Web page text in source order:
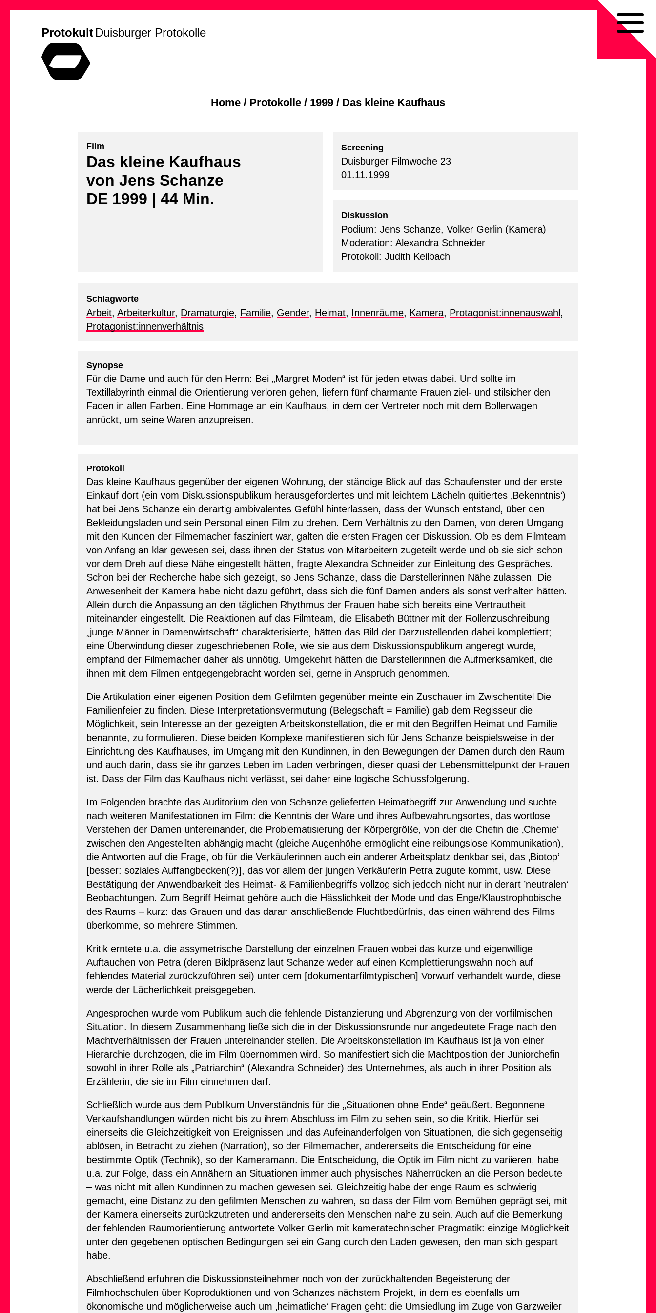
Protokult Duisburger Protokolle
Home / Protokolle / 1999 / Das kleine Kaufhaus
Film
Das kleine Kaufhaus
von Jens Schanze
DE 1999 | 44 Min.
Screening
Duisburger Filmwoche 23
01.11.1999
Diskussion
Podium: Jens Schanze, Volker Gerlin (Kamera)
Moderation: Alexandra Schneider
Protokoll: Judith Keilbach
Schlagworte
Arbeit, Arbeiterkultur, Dramaturgie, Familie, Gender, Heimat, Innenräume, Kamera, Protagonist:innenauswahl ,
Protagonist:innenverhältnis
Synopse
Für die Dame und auch für den Herrn: Bei „Margret Moden“ ist für jeden etwas dabei. Und sollte im
Textillabyrinth einmal die Orientierung verloren gehen, liefern fünf charmante Frauen ziel- und stilsicher den
Faden in allen Farben. Eine Hommage an ein Kaufhaus, in dem der Vertreter noch mit dem Bollerwagen
anrückt, um seine Waren anzupreisen.
Protokoll
Das kleine Kaufhaus gegenüber der eigenen Wohnung, der ständige Blick auf das Schaufenster und der erste
Einkauf dort (ein vom Diskussionspublikum herausgefordertes und mit leichtem Lächeln quitiertes ‚Bekenntnis‘)
hat bei Jens Schanze ein derartig ambivalentes Gefühl hinterlassen, dass der Wunsch entstand, über den
Bekleidungsladen und sein Personal einen Film zu drehen. Dem Verhältnis zu den Damen, von deren Umgang
mit den Kunden der Filmemacher fasziniert war, galten die ersten Fragen der Diskussion. Ob es dem Filmteam
von Anfang an klar gewesen sei, dass ihnen der Status von Mitarbeitern zugeteilt werde und ob sie sich schon
vor dem Dreh auf diese Nähe eingestellt hätten, fragte Alexandra Schneider zur Einleitung des Gespräches.
Schon bei der Recherche habe sich gezeigt, so Jens Schanze, dass die Darstellerinnen Nähe zulassen. Die
Anwesenheit der Kamera habe nicht dazu geführt, dass sich die fünf Damen anders als sonst verhalten hätten.
Allein durch die Anpassung an den täglichen Rhythmus der Frauen habe sich bereits eine Vertrautheit
miteinander eingestellt. Die Reaktionen auf das Filmteam, die Elisabeth Büttner mit der Rollenzuschreibung
„junge Männer in Damenwirtschaft“ charakterisierte, hätten das Bild der Darzustellenden dabei komplettiert;
eine Überwindung dieser zugeschriebenen Rolle, wie sie aus dem Diskussionspublikum angeregt wurde,
empfand der Filmemacher daher als unnötig. Umgekehrt hätten die Darstellerinnen die Aufmerksamkeit, die
ihnen mit dem Filmen entgegengebracht worden sei, gerne in Anspruch genommen.
Die Artikulation einer eigenen Position dem Gefilmten gegenüber meinte ein Zuschauer im Zwischentitel Die
Familienfeier zu finden. Diese Interpretationsvermutung (Belegschaft = Familie) gab dem Regisseur die
Möglichkeit, sein Interesse an der gezeigten Arbeitskonstellation, die er mit den Begriffen Heimat und Familie
benannte, zu formulieren. Diese beiden Komplexe manifestieren sich für Jens Schanze beispielsweise in der
Einrichtung des Kaufhauses, im Umgang mit den Kundinnen, in den Bewegungen der Damen durch den Raum
und auch darin, dass sie ihr ganzes Leben im Laden verbringen, dieser quasi der Lebensmittelpunkt der Frauen
ist. Dass der Film das Kaufhaus nicht verlässt, sei daher eine logische Schlussfolgerung.
Im Folgenden brachte das Auditorium den von Schanze gelieferten Heimatbegriff zur Anwendung und suchte
nach weiteren Manifestationen im Film: die Kenntnis der Ware und ihres Aufbewahrungsortes, das wortlose
Verstehen der Damen untereinander, die Problematisierung der Körpergröße, von der die Chefin die ‚Chemie‘
zwischen den Angestellten abhängig macht (gleiche Augenhöhe ermöglicht eine reibungslose Kommunikation),
die Antworten auf die Frage, ob für die Verkäuferinnen auch ein anderer Arbeitsplatz denkbar sei, das ‚Biotop‘
[besser: soziales Auffangbecken(?)], das vor allem der jungen Verkäuferin Petra zugute kommt, usw. Diese
Bestätigung der Anwendbarkeit des Heimat- & Familienbegriffs vollzog sich jedoch nicht nur in derart ’neutralen‘
Beobachtungen. Zum Begriff Heimat gehöre auch die Hässlichkeit der Mode und das Enge/Klaustrophobische
des Raums – kurz: das Grauen und das daran anschließende Fluchtbedürfnis, das einen während des Films
überkomme, so mehrere Stimmen.
Kritik erntete u.a. die assymetrische Darstellung der einzelnen Frauen wobei das kurze und eigenwillige
Auftauchen von Petra (deren Bildpräsenz laut Schanze weder auf einen Komplettierungswahn noch auf
fehlendes Material zurückzuführen sei) unter dem [dokumentarfilmtypischen] Vorwurf verhandelt wurde, diese
werde der Lächerlichkeit preisgegeben.
Angesprochen wurde vom Publikum auch die fehlende Distanzierung und Abgrenzung von der vorfilmischen
Situation. In diesem Zusammenhang ließe sich die in der Diskussionsrunde nur angedeutete Frage nach den
Machtverhältnissen der Frauen untereinander stellen. Die Arbeitskonstellation im Kaufhaus ist ja von einer
Hierarchie durchzogen, die im Film übernommen wird. So manifestiert sich die Machtposition der Juniorchefin
sowohl in ihrer Rolle als „Patriarchin“ (Alexandra Schneider) des Unternehmes, als auch in ihrer Position als
Erzählerin, die sie im Film einnehmen darf.
Schließlich wurde aus dem Publikum Unverständnis für die „Situationen ohne Ende“ geäußert. Begonnene
Verkaufshandlungen würden nicht bis zu ihrem Abschluss im Film zu sehen sein, so die Kritik. Hierfür sei
einerseits die Gleichzeitigkeit von Ereignissen und das Aufeinanderfolgen von Situationen, die sich gegenseitig
ablösen, in Betracht zu ziehen (Narration), so der Filmemacher, andererseits die Entscheidung für eine
bestimmte Optik (Technik), so der Kameramann. Die Entscheidung, die Optik im Film nicht zu variieren, habe
u.a. zur Folge, dass ein Annähern an Situationen immer auch physisches Näherrücken an die Person bedeute
– was nicht mit allen Kundinnen zu machen gewesen sei. Gleichzeitig habe der enge Raum es schwierig
gemacht, eine Distanz zu den gefilmten Menschen zu wahren, so dass der Film vom Bemühen geprägt sei, mit
der Kamera einerseits zurückzutreten und andererseits den Menschen nahe zu sein. Auch auf die Bemerkung
der fehlenden Raumorientierung antwortete Volker Gerlin mit kameratechnischer Pragmatik: einzige Möglichkeit
unter den gegebenen optischen Bedingungen sei ein Gang durch den Laden gewesen, den man sich gespart
habe.
Abschließend erfuhren die Diskussionsteilnehmer noch von der zurückhaltenden Begeisterung der
Filmhochschulen über Koproduktionen und von Schanzes nächstem Projekt, in dem es ebenfalls um
ökonomische und möglicherweise auch um ‚heimatliche‘ Fragen geht: die Umsiedlung im Zuge von Garzweiler